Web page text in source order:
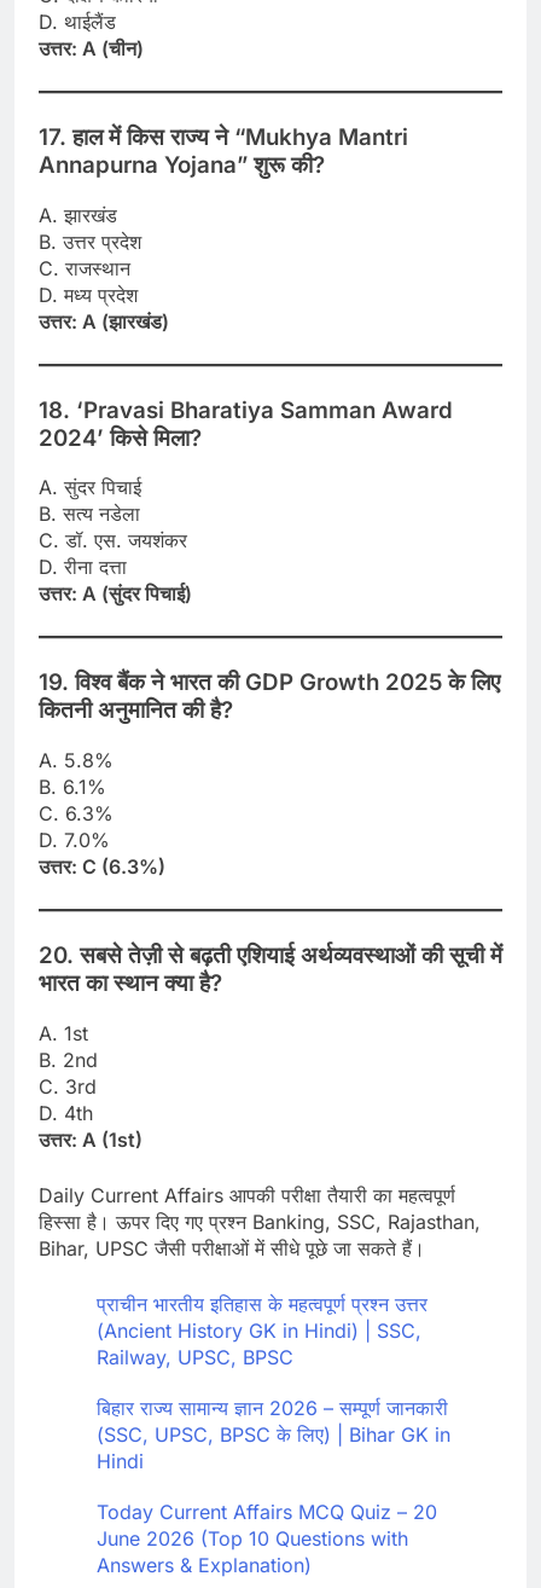
D. थाईलैंड
उत्तर: A (चीन)
17. हाल में किस राज्य ने “Mukhya Mantri
Annapurna Yojana” शुरू की?
A. झारखंड
B. उत्तर प्रदेश
C. राजस्थान
D. मध्य प्रदेश
उत्तर: A (झारखंड)
18. ‘Pravasi Bharatiya Samman Award
2024’ किसे मिला?
A. सुंदर पिचाई
B. सत्य नडेला
C. डॉ. एस. जयशंकर
D. रीना दत्ता
उत्तर: A (सुंदर पिचाई)
19. विश्व बैंक ने भारत की GDP Growth 2025 के लिए
कितनी अनुमानित की है?
A. 5.8%
B. 6.1%
C. 6.3%
D. 7.0%
उत्तर: C (6.3%)
20. सबसे तेज़ी से बढ़ती एशियाई अर्थव्यवस्थाओं की सूची में
भारत का स्थान क्या है?
A. 1st
B. 2nd
C. 3rd
D. 4th
उत्तर: A (1st)
Daily Current Affairs आपकी परीक्षा तैयारी का महत्वपूर्ण
हिस्सा है। ऊपर दिए गए प्रश्न Banking, SSC, Rajasthan,
Bihar, UPSC जैसी परीक्षाओं में सीधे पूछे जा सकते हैं।
प्राचीन भारतीय इतिहास के महत्वपूर्ण प्रश्न उत्तर
(Ancient History GK in Hindi) | SSC,
Railway, UPSC, BPSC
बिहार राज्य सामान्य ज्ञान 2026 – सम्पूर्ण जानकारी
(SSC, UPSC, BPSC के लिए) | Bihar GK in
Hindi
Today Current Affairs MCQ Quiz – 20
June 2026 (Top 10 Questions with
Answers & Explanation)